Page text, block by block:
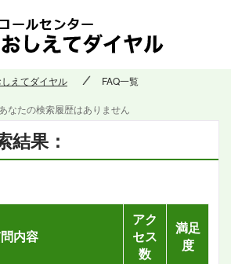
えてダイヤル FAQ一覧
結果：
あなたの検索履歴はありません
内容
アク
セス
数
満足
度